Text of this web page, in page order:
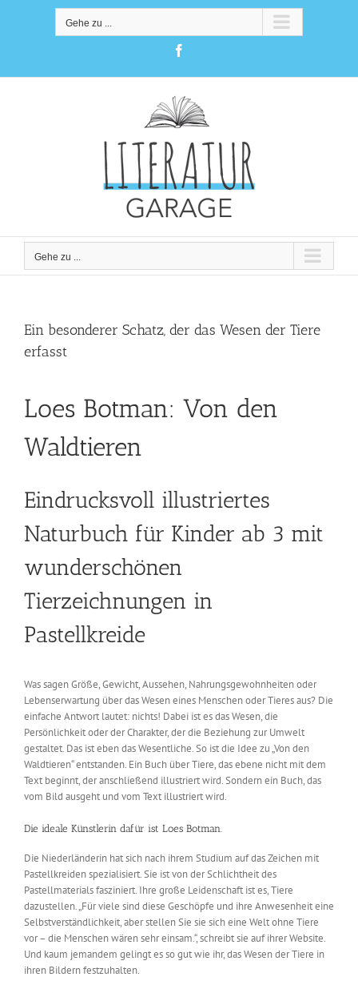
Gehe zu ...
Gehe zu ...
Ein besonderer Schatz, der das Wesen der Tiere
erfasst
Loes Botman: Von den
Waldtieren
Eindrucksvoll illustriertes
Naturbuch für Kinder ab 3 mit
wunderschönen
Tierzeichnungen in
Pastellkreide
Was sagen Größe, Gewicht, Aussehen, Nahrungsgewohnheiten oder
Lebenserwartung über das Wesen eines Menschen oder Tieres aus? Die
einfache Antwort lautet: nichts! Dabei ist es das Wesen, die
Persönlichkeit oder der Charakter, der die Beziehung zur Umwelt
gestaltet. Das ist eben das Wesentliche. So ist die Idee zu „Von den
Waldtieren“ entstanden. Ein Buch über Tiere, das ebene nicht mit dem
Text beginnt, der anschließend illustriert wird. Sondern ein Buch, das
vom Bild ausgeht und vom Text illustriert wird.
Die ideale Künstlerin dafür ist Loes Botman.
Die Niederländerin hat sich nach ihrem Studium auf das Zeichen mit
Pastellkreiden spezialisiert. Sie ist von der Schlichtheit des
Pastellmaterials fasziniert. Ihre große Leidenschaft ist es, Tiere
dazustellen. „Für viele sind diese Geschöpfe und ihre Anwesenheit eine
Selbstverständlichkeit, aber stellen Sie sie sich eine Welt ohne Tiere
vor – die Menschen wären sehr einsam.“, schreibt sie auf ihrer Website.
Und kaum jemandem gelingt es so gut wie ihr, das Wesen der Tiere in
ihren Bildern festzuhalten.